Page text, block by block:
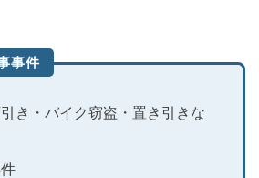
事件
き・バイク窃盗・置き引きな